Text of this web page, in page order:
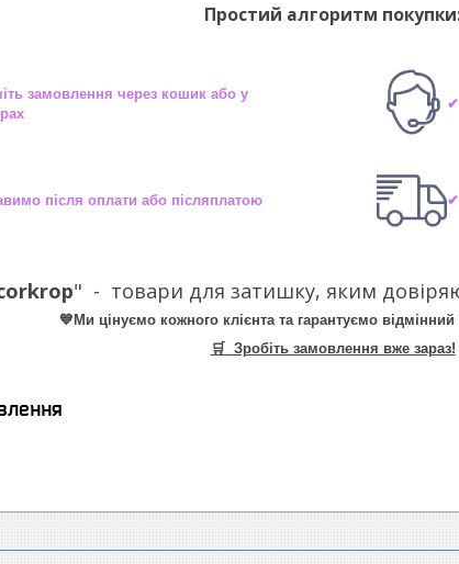
Простий алгоритм
замовлення через кошик або у
після оплати або післяплатою ✔
" - товари для затишку, яким
💙Ми цінуємо кожного клієнта та гарантуємо відмінний
🛒 Зробіть замовлення вже зараз!